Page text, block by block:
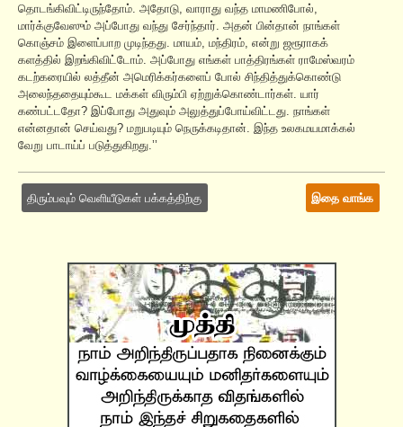
தொடங்கிவிட்டிருந்தோம். அதோடு, வாராது வந்த மாமணிபோல்,
மார்க்குவேஸும் அப்போது வந்து சேர்ந்தார். அதன் பின்தான் நாங்கள்
கொஞ்சம் இளைப்பாற முடிந்தது. மாயம், மந்திரம், என்று ஜரூராகக்
களத்தில் இறங்கிவிட்டோம். அப்போது எங்கள் பாத்திரங்கள் ராமேஸ்வரம்
கடற்கரையில் லத்தீன் அமெரிக்கர்களைப் போல் சிந்தித்துக்கொண்டு
அலைந்ததையும்கூட மக்கள் விரும்பி ஏற்றுக்கொண்டார்கள். யார்
கண்பட்டதோ? இப்போது அதுவும் அலுத்துப்போய்விட்டது. நாங்கள்
என்னதான் செய்வது? மறுபடியும் நெருக்கடிதான். இந்த உலகமயமாக்கல்
வேறு பாடாய்ப் படுத்துகிறது.’’
திரும்பவும் வெளியீடுகள் பக்கத்திற்கு இதை வாங்க